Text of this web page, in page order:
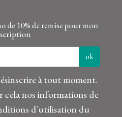
de 10% de remise pour mon
à tout moment.
cela nos informations de
d'utilisation du